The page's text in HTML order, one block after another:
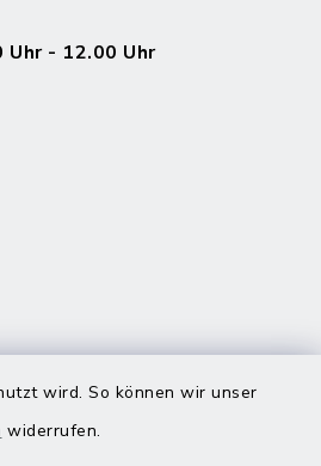
wird. So können wir unser
widerrufen.
Uhr - 12.00 Uhr